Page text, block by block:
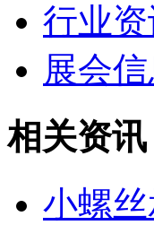
行业
展会信
相关资讯
小螺